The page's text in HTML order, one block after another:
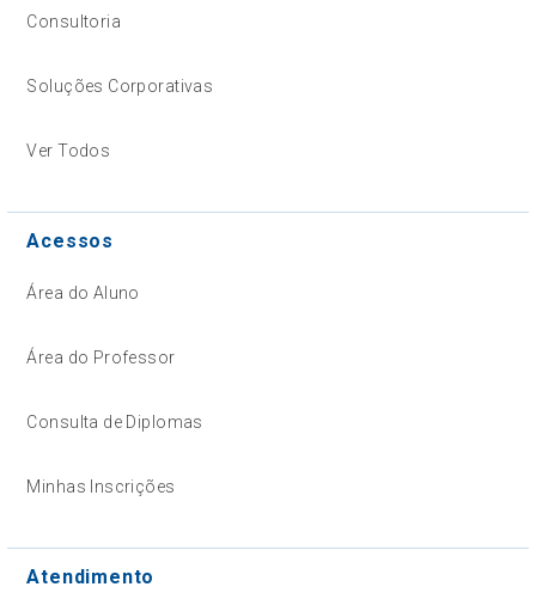
Consultoria
Soluções Corporativas
Ver Todos
Acessos
Área do Aluno
Área do Professor
Consulta de Diplomas
Minhas Inscrições
Atendimento